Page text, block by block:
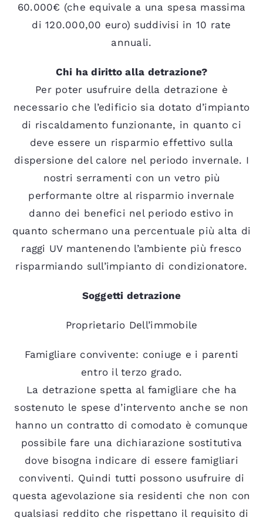
60.000€ (che equivale a una spesa massima
di 120.000,00 euro) suddivisi in 10 rate
annuali.
Chi ha diritto alla detrazione?
Per poter usufruire della detrazione è
necessario che l’edificio sia dotato d’impianto
di riscaldamento funzionante, in quanto ci
deve essere un risparmio effettivo sulla
dispersione del calore nel periodo invernale. I
nostri serramenti con un vetro più
performante oltre al risparmio invernale
danno dei benefici nel periodo estivo in
quanto schermano una percentuale più alta di
raggi UV mantenendo l’ambiente più fresco
risparmiando sull’impianto di condizionatore.
Soggetti detrazione
Proprietario Dell’immobile
Famigliare convivente: coniuge e i parenti
entro il terzo grado.
La detrazione spetta al famigliare che ha
sostenuto le spese d’intervento anche se non
hanno un contratto di comodato è comunque
possibile fare una dichiarazione sostitutiva
dove bisogna indicare di essere famigliari
conviventi. Quindi tutti possono usufruire di
questa agevolazione sia residenti che non con
qualsiasi reddito che rispettano il requisito di